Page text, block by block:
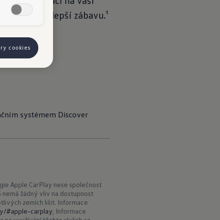
tu nejlepší zábavu.¹
systémem Discover
Apple CarPlay nese společnost
žádný vliv na dostupnost
zemích lišit. Informace
#apple-carplay; Informace
cookies